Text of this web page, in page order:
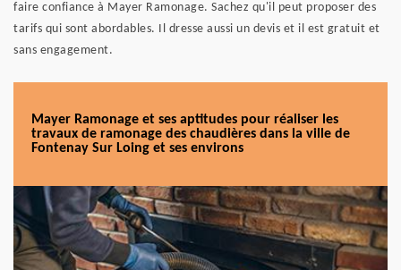
faire confiance à Mayer Ramonage. Sachez qu'il peut proposer des
tarifs qui sont abordables. Il dresse aussi un devis et il est gratuit et
sans engagement.
Mayer Ramonage et ses aptitudes pour réaliser les
travaux de ramonage des chaudières dans la ville de
Fontenay Sur Loing et ses environs